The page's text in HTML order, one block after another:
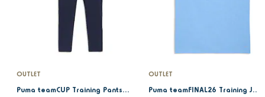
OUTLET
Puma teamCUP Training Pants navy
OUTLET
Puma teamFINAL26 Training Jersey SL Team Light blue